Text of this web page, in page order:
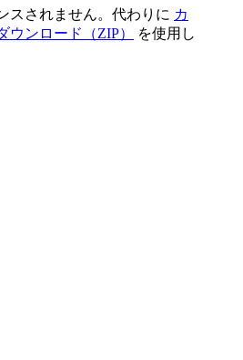
スされません。代わりに カ
ウンロード（ZIP）
を使用し